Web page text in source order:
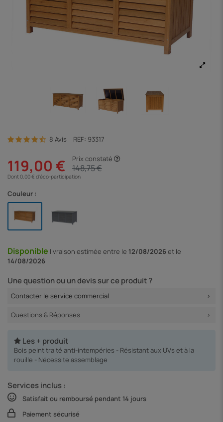
8 Avis REF: 93317
119,00 € Prix constaté
148,75 €
Dont 0,00 € d'éco-participation
Couleur :
Disponible livraison estimée entre le 12/08/2026et le
14/08/2026
Une question ou un devis sur ce produit ?
Contacter le service commercial
Questions & Réponses
Les + produit
Bois peint traité anti-intempéries - Résistant aux UVs et à la
rouille - Nécessite assemblage
Services inclus :
Satisfait ou remboursé pendant 14 jours
Paiement sécurisé